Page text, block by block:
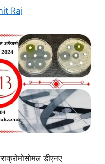
Raj
डीएनए